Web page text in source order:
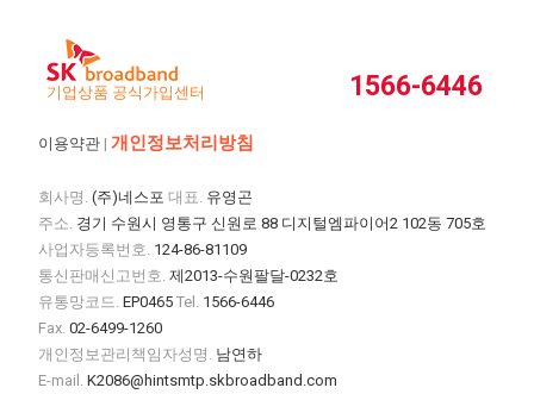
기업상품 공식가입센터 1566-6446
이용약관 |개인정보처리방침
회사명.(주)네스포 대표. 유영곤
주소. 경기 수원시 영통구 신원로 88 디지털엠파이어2 102동 705호
사업자등록번호. 124-86-81109
통신판매신고번호.제2013-수원팔달-0232호
유통망코드.EP0465 Tel. 1566-6446
Fax.02-6499-1260
개인정보관리책임자성명. 남연하
E-mail.K2086@hintsmtp.skbroadband.com